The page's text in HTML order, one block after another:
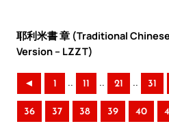
耶利米書 章 (Traditional
Version – LZZT)
◄ 1 .. 11 .. 21 .. 31
36 37 38 39 40